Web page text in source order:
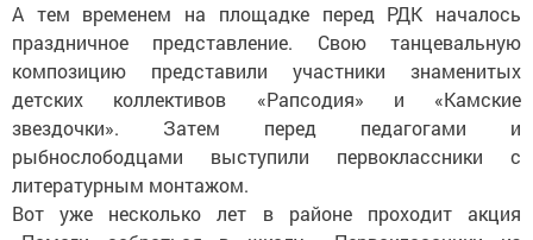
А тем временем на площадке перед РДК началось
праздничное представление. Свою танцевальную
композицию представили участники знаменитых
детских коллективов «Рапсодия» и «Камские
звездочки». Затем перед педагогами и
рыбнослободцами выступили первоклассники с
литературным монтажом.
Вот уже несколько лет в районе проходит акция